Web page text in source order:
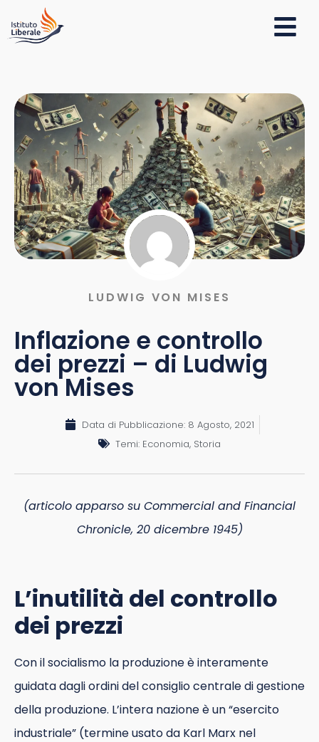
LUDWIG VON MISES
Inflazione e controllo
dei prezzi – di Ludwig
von Mises
Data di Pubblicazione: 8 Agosto, 2021
Temi: Economia, Storia
(articolo apparso su Commercial and Financial
Chronicle, 20 dicembre 1945)
L’inutilità del controllo
dei prezzi
Con il socialismo la produzione è interamente
guidata dagli ordini del consiglio centrale di gestione
della produzione. L’intera nazione è un “esercito
industriale” (termine usato da Karl Marx nel